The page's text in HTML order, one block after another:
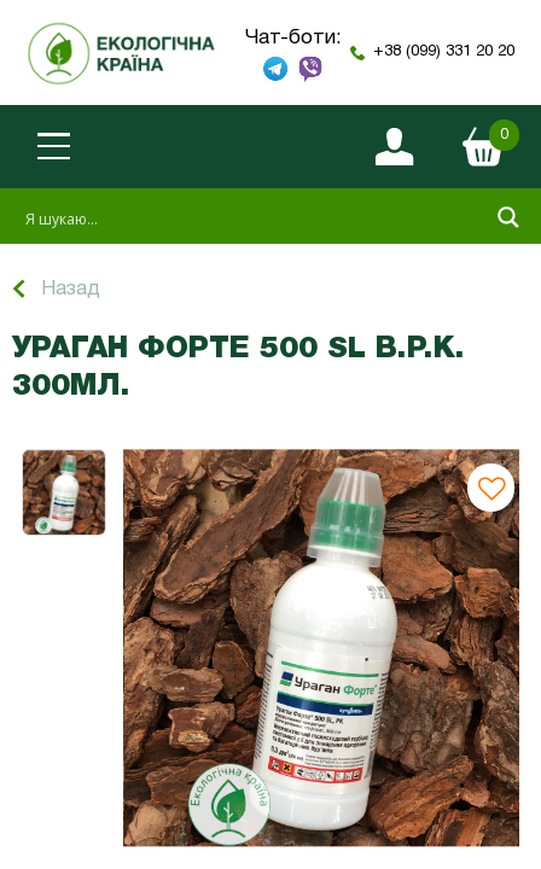
Чат-боти:
+38 (099) 331 20 20
0
Назад
УРАГАН ФОРТЕ 500 SL В.Р.К.
300МЛ.